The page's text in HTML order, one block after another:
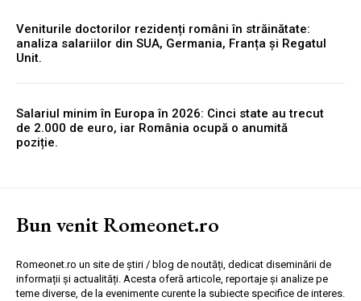
Veniturile doctorilor rezidenți români în străinătate:
analiza salariilor din SUA, Germania, Franța și Regatul
Unit.
Salariul minim în Europa în 2026: Cinci state au trecut
de 2.000 de euro, iar România ocupă o anumită
poziție.
Bun venit Romeonet.ro
Romeonet.ro un site de știri / blog de noutăți, dedicat diseminării de
informații și actualități. Acesta oferă articole, reportaje și analize pe
teme diverse, de la evenimente curente la subiecte specifice de interes.